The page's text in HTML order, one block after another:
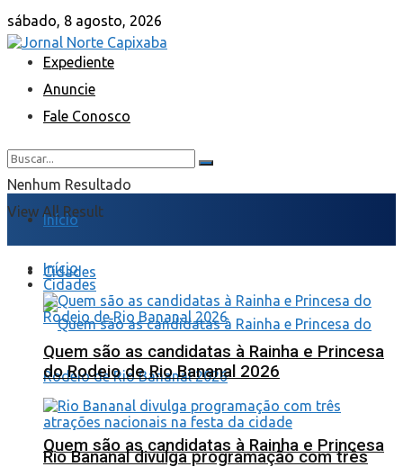
sábado, 8 agosto, 2026
Expediente
Anuncie
Fale Conosco
Nenhum Resultado
View All Result
Início
Cidades
Quem são as candidatas à Rainha e Princesa
Início
Cidades
Quem são as candidatas à Rainha e Princesa
do Rodeio de Rio Bananal 2026
Rio Bananal divulga programação com três